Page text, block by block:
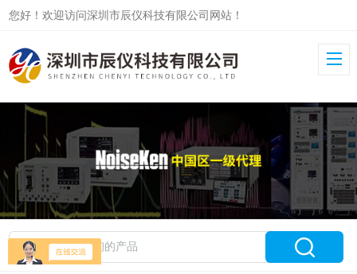
您好！欢迎访问深圳市辰仪科技有限公司网站！